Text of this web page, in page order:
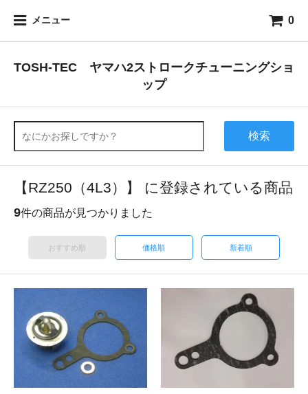
メニュー 0
TOSH-TEC ヤマハ2ストロークチューニングショ
ップ
検索
【RZ250（4L3）】 に登録されている商品
9件の商品が見つかりました
おすすめ順 価格順 新着順